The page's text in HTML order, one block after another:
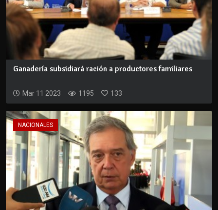
Ganadería subsidiará ración a productores familiares
Mar 11 2023 1195 133
NACIONALES